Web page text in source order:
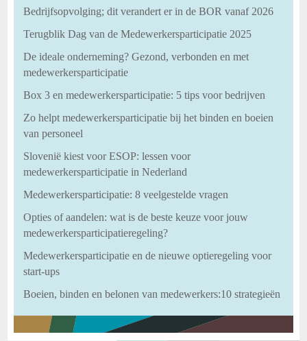
Bedrijfsopvolging; dit verandert er in de BOR vanaf 2026
Terugblik Dag van de Medewerkersparticipatie 2025
De ideale onderneming? Gezond, verbonden en met
medewerkersparticipatie
Box 3 en medewerkersparticipatie: 5 tips voor bedrijven
Zo helpt medewerkersparticipatie bij het binden en boeien
van personeel
Slovenië kiest voor ESOP: lessen voor
medewerkersparticipatie in Nederland
Medewerkersparticipatie: 8 veelgestelde vragen
Opties of aandelen: wat is de beste keuze voor jouw
medewerkersparticipatieregeling?
Medewerkersparticipatie en de nieuwe optieregeling voor
start-ups
Boeien, binden en belonen van medewerkers:10 strategieën